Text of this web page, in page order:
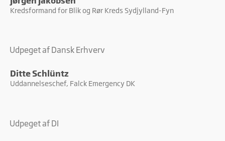
Kredsformand for Blik og Rør Kreds Sydjylland-Fyn
Udpeget af Dansk Erhverv
Ditte Schlüntz
Uddannelseschef, Falck Emergency DK
Udpeget af DI